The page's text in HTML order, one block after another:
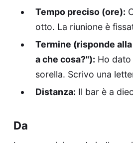
Tempo preciso (ore):
otto. La riunione è
Termine (risponde
a che cosa?"): Ho dato
sorella. Scrivo una
Distanza: Il bar è a
Da